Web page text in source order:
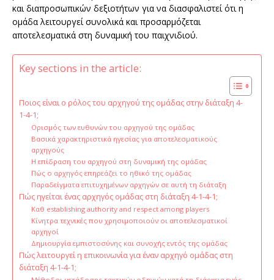
και διαπροσωπικών δεξιοτήτων για να διασφαλιστεί ότι η
ομάδα λειτουργεί συνολικά και προσαρμόζεται
αποτελεσματικά στη δυναμική του παιχνιδιού.
Key sections in the article:
Ποιος είναι ο ρόλος του αρχηγού της ομάδας στην διάταξη 4-
1-4-1;
Ορισμός των ευθυνών του αρχηγού της ομάδας
Βασικά χαρακτηριστικά ηγεσίας για αποτελεσματικούς
αρχηγούς
Η επίδραση του αρχηγού στη δυναμική της ομάδας
Πώς ο αρχηγός επηρεάζει το ηθικό της ομάδας
Παραδείγματα επιτυχημένων αρχηγών σε αυτή τη διάταξη
Πώς ηγείται ένας αρχηγός ομάδας στη διάταξη 4-1-4-1;
Καθ establishing authority and respect among players
Κίνητρα τεχνικές που χρησιμοποιούν οι αποτελεσματικοί
αρχηγοί
Δημιουργία εμπιστοσύνης και συνοχής εντός της ομάδας
Πώς λειτουργεί η επικοινωνία για έναν αρχηγό ομάδας στη
διάταξη 4-1-4-1;